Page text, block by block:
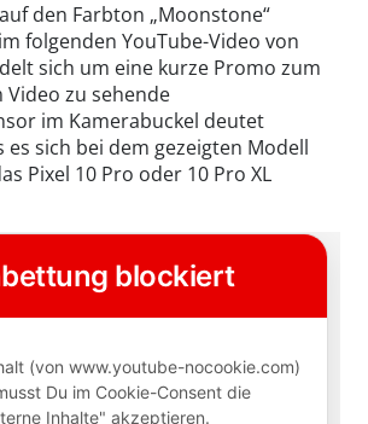
den Farbton „Moonstone“
folgenden YouTube-Video von
sich um eine kurze Promo zum
Video zu sehende
im Kamerabuckel deutet
es sich bei dem gezeigten Modell
Pixel 10 Pro oder 10 Pro XL